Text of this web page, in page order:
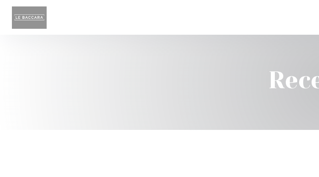
Personalizzazione delle tue scelte sui cookie